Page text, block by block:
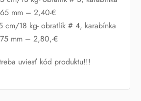
mm – 2,40-€
cm/18 kg- obratlík # 4, karabínka
mm – 2,80,-€
uviesť kód produktu!!!